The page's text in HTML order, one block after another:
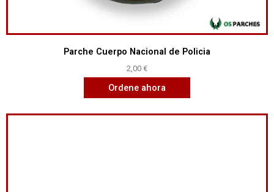
Parche Cuerpo Nacional de Policia
2,00 €
Ordene ahora